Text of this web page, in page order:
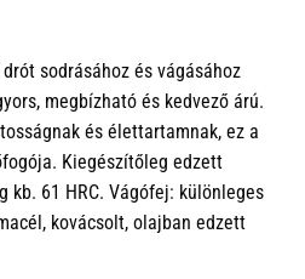
sodrásához és vágásához
megbízható és kedvező árú.
és élettartamnak, ez a
Kiegészítőleg edzett
kb. 61 HRC. Vágófej: különleges
kovácsolt, olajban edzett